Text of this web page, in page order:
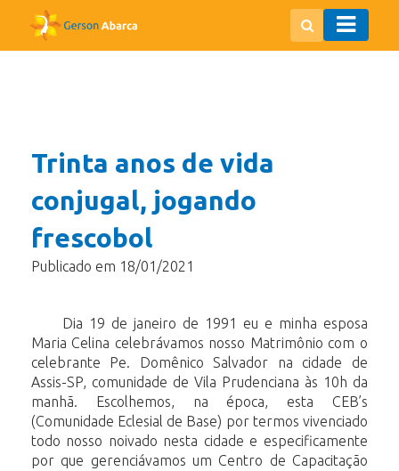
Trinta anos de vida
conjugal, jogando
frescobol
Publicado em 18/01/2021
Dia 19 de janeiro de 1991 eu e minha esposa
Maria Celina celebrávamos nosso Matrimônio com o
celebrante Pe. Domênico Salvador na cidade de
Assis-SP, comunidade de Vila Prudenciana às 10h da
manhã. Escolhemos, na época, esta CEB’s
(Comunidade Eclesial de Base) por termos vivenciado
todo nosso noivado nesta cidade e especificamente
por que gerenciávamos um Centro de Capacitação